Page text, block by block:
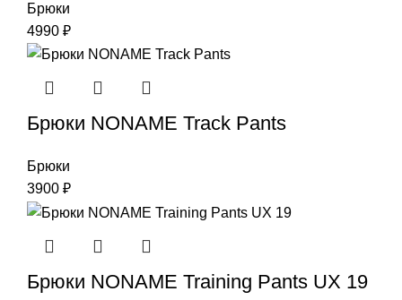
Брюки
4990 ₽
Брюки NONAME Track Pants
Брюки
3900 ₽
Брюки NONAME Training Pants UX 19